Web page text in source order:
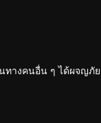
นทางคนอื่น ๆ ได้ผจ